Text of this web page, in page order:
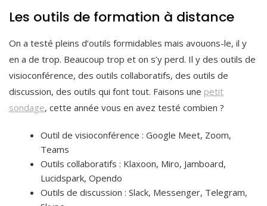
Les outils de formation à distance
On a testé pleins d’outils formidables mais avouons-le, il y
en a de trop. Beaucoup trop et on s’y perd. Il y des outils de
visioconférence, des outils collaboratifs, des outils de
discussion, des outils qui font tout. Faisons une petit
sondage, cette année vous en avez testé combien ?
Outil de visioconférence : Google Meet, Zoom,
Teams
Outils collaboratifs : Klaxoon, Miro, Jamboard,
Lucidspark, Opendo
Outils de discussion : Slack, Messenger, Telegram,